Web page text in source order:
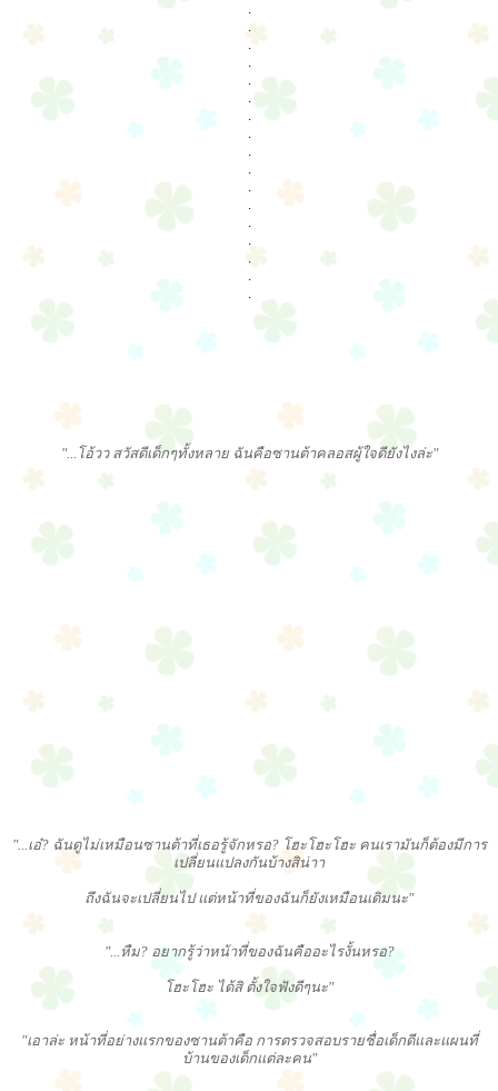
.
.
.
.
.
.
.
.
.
.
.
.
.
.
.
.
.
"...โอ้วว สวัสดีเด็กๆทั้งหลาย ฉันคือซานต้าคลอสผู้ใจดียังไงล่ะ"
"...เอ๋? ฉันดูไม่เหมือนซานต้าที่เธอรู้จักหรอ? โฮะโฮะโฮะ คนเรามันก็ต้องมีการ
เปลี่ยนแปลงกันบ้างสิน่าา
ถึงฉันจะเปลี่ยนไป แต่หน้าที่ของฉันก็ยังเหมือนเดิมนะ"
"...หืม? อยากรู้ว่าหน้าที่ของฉันคืออะไรงั้นหรอ?
โฮะโฮะ ได้สิ ตั้งใจฟังดีๆนะ"
"เอาล่ะ หน้าที่อย่างแรกของซานต้าคือ การตรวจสอบรายชื่อเด็กดีและแผนที่
บ้านของเด็กแต่ละคน"